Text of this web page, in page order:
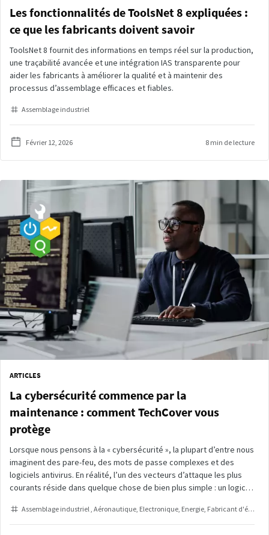
Les fonctionnalités de ToolsNet 8 expliquées :
ce que les fabricants doivent savoir
ToolsNet 8 fournit des informations en temps réel sur la production,
une traçabilité avancée et une intégration IAS transparente pour
aider les fabricants à améliorer la qualité et à maintenir des
processus d’assemblage efficaces et fiables.
Assemblage industriel
Février 12, 2026 8 min de lecture
ARTICLES
La cybersécurité commence par la
maintenance : comment TechCover vous
protège
Lorsque nous pensons à la « cybersécurité », la plupart d’entre nous
imaginent des pare-feu, des mots de passe complexes et des
logiciels antivirus. En réalité, l’un des vecteurs d’attaque les plus
courants réside dans quelque chose de bien plus simple : un logiciel
Assemblage industriel Aéronautique Electronique Energie Fabricant d'équipement d'origine